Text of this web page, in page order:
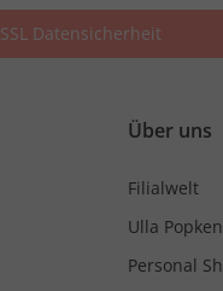
SSL Datensicherheit
Über uns
Filialwelt
Ulla
Personal